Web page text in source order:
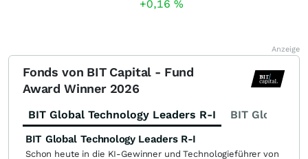
+0,16 %
Anzeige
Fonds von BIT Capital - Fund
Award Winner 2026
BIT Global Technology Leaders R-I BIT Global
BIT Global Technology Leaders R-I
Schon heute in die KI-Gewinner und Technologieführer von